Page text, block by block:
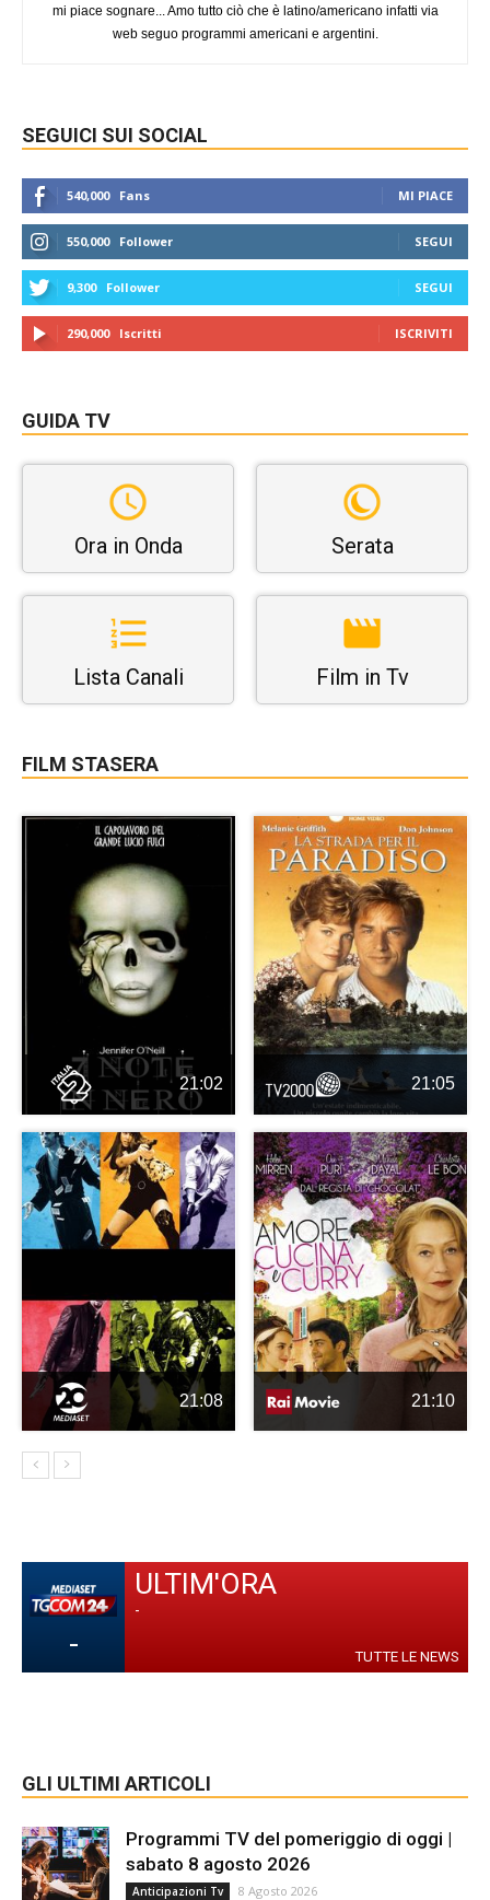
mi piace sognare... Amo tutto ciò che è latino/americano infatti via
web seguo programmi americani e argentini.
SEGUICI SUI SOCIAL
540,000 Fans MI PIACE
550,000 Follower SEGUI
9,300 Follower SEGUI
290,000 Iscritti ISCRIVITI
GUIDA TV
Ora in Onda Serata
Lista Canali Film in Tv
FILM STASERA
21:02 21:05
21:08 21:10
-
ULTIM'ORA
-
TUTTE LE NEWS
GLI ULTIMI ARTICOLI
Programmi TV del pomeriggio di oggi |
sabato 8 agosto 2026
Anticipazioni Tv 8 Agosto 2026